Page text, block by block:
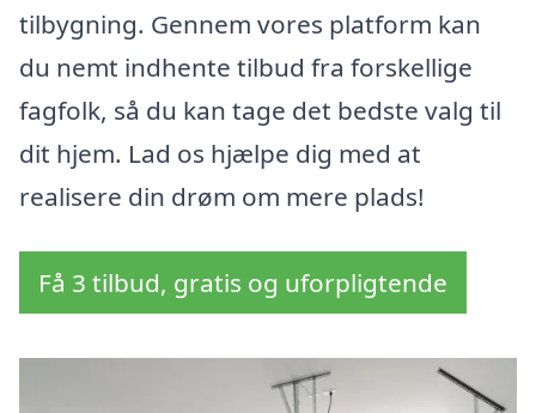
tilbygning. Gennem vores platform kan
du nemt indhente tilbud fra forskellige
fagfolk, så du kan tage det bedste valg til
dit hjem. Lad os hjælpe dig med at
realisere din drøm om mere plads!
Få 3 tilbud, gratis og uforpligtende